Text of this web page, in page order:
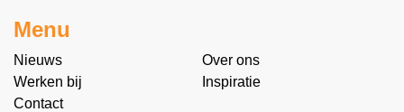
Menu
Nieuws
Over ons
Werken bij
Inspiratie
Contact